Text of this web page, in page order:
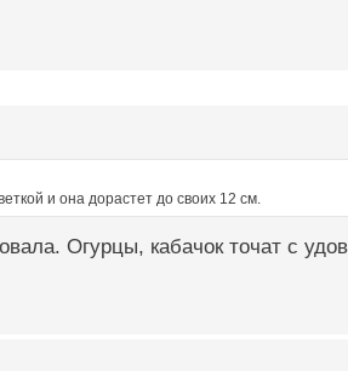
и она дорастет до своих 12 см.
Огурцы, кабачок точат с